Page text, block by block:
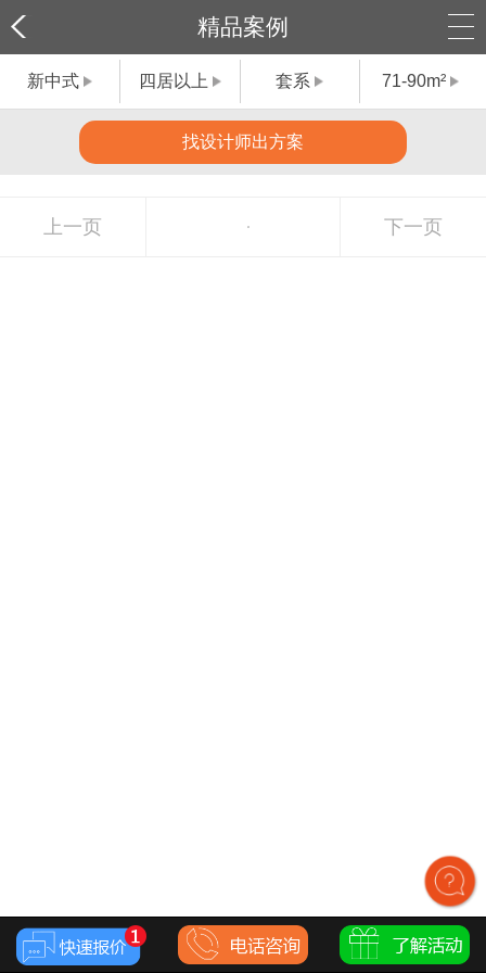
精品案例
新中式 四居以上 套系 71-90m²
找设计师出方案
上一页 下一页